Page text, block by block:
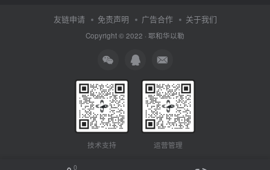
友链申请 免责声明 广告合作 关于我们
Copyright © 2022 · 耶和华以勒
技术支持 运营管理
0